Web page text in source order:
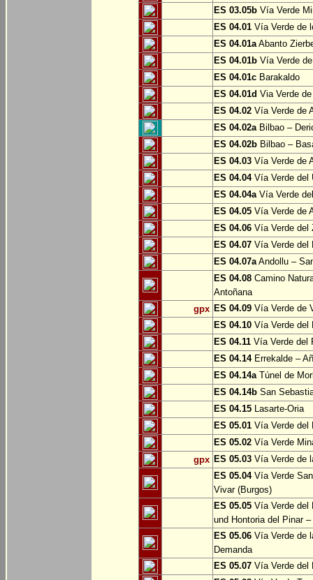
ES 03.05b Vía Verde
ES 04.01 Vía Verde de
ES 04.01aAbanto
ES 04.01b Vía Verde
ES 04.01c Barakaldo
ES 04.01d Via Verde
ES 04.02 Vía Verde de
ES 04.02aBilbao –
ES 04.02b Bilbao –
ES 04.03 Vía Verde de
ES 04.04Vía Verde del
ES 04.04aVía Verde
ES 04.05 Vía Verde de
ES 04.06 Vía Verde del
ES 04.07 Vía Verde del
ES 04.07aAndollu –
ES 04.08 Camino
Antoñana
gpx ES 04.09 Vía Verde de
ES 04.10 Vía Verde del
ES 04.11 Vía Verde del
ES 04.14Errekalde –
ES 04.14aTúnel de
ES 04.14b San
ES 04.15 Lasarte-Oria
ES 05.01 Vía Verde del
ES 05.02 Vía Verde
gpx ES 05.03 Vía Verde de
ES 05.04Vía Verde
Vivar (Burgos)
ES 05.05 Vía Verde del
und Hontoria del Pinar
ES 05.06 Vía Verde de
Demanda
ES 05.07 Vía Verde del